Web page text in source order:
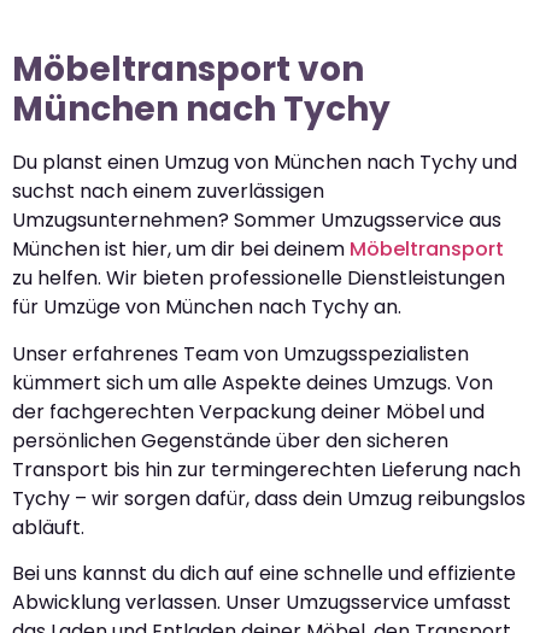
Möbeltransport von
München nach Tychy
Du planst einen Umzug von München nach Tychy und
suchst nach einem zuverlässigen
Umzugsunternehmen? Sommer Umzugsservice aus
München ist hier, um dir bei deinem Möbeltransport
zu helfen. Wir bieten professionelle Dienstleistungen
für Umzüge von München nach Tychy an.
Unser erfahrenes Team von Umzugsspezialisten
kümmert sich um alle Aspekte deines Umzugs. Von
der fachgerechten Verpackung deiner Möbel und
persönlichen Gegenstände über den sicheren
Transport bis hin zur termingerechten Lieferung nach
Tychy – wir sorgen dafür, dass dein Umzug reibungslos
abläuft.
Bei uns kannst du dich auf eine schnelle und effiziente
Abwicklung verlassen. Unser Umzugsservice umfasst